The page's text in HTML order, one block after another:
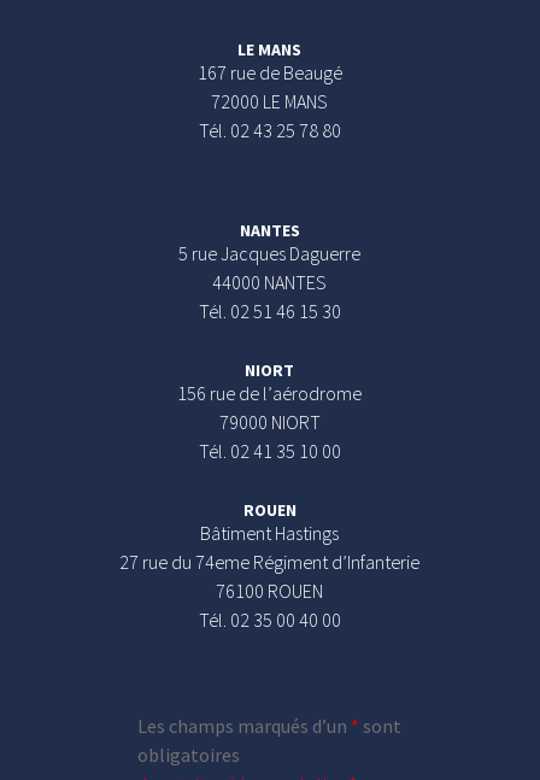
LE MANS
167 rue de Beaugé
72000 LE MANS
Tél. 02 43 25 78 80
NANTES
5 rue Jacques Daguerre
44000 NANTES
Tél. 02 51 46 15 30
NIORT
156 rue de l’aérodrome
79000 NIORT
Tél. 02 41 35 10 00
ROUEN
Bâtiment Hastings
27 rue du 74eme Régiment d’Infanterie
76100 ROUEN
Tél. 02 35 00 40 00
Les champs marqués d’un * sont
obligatoires